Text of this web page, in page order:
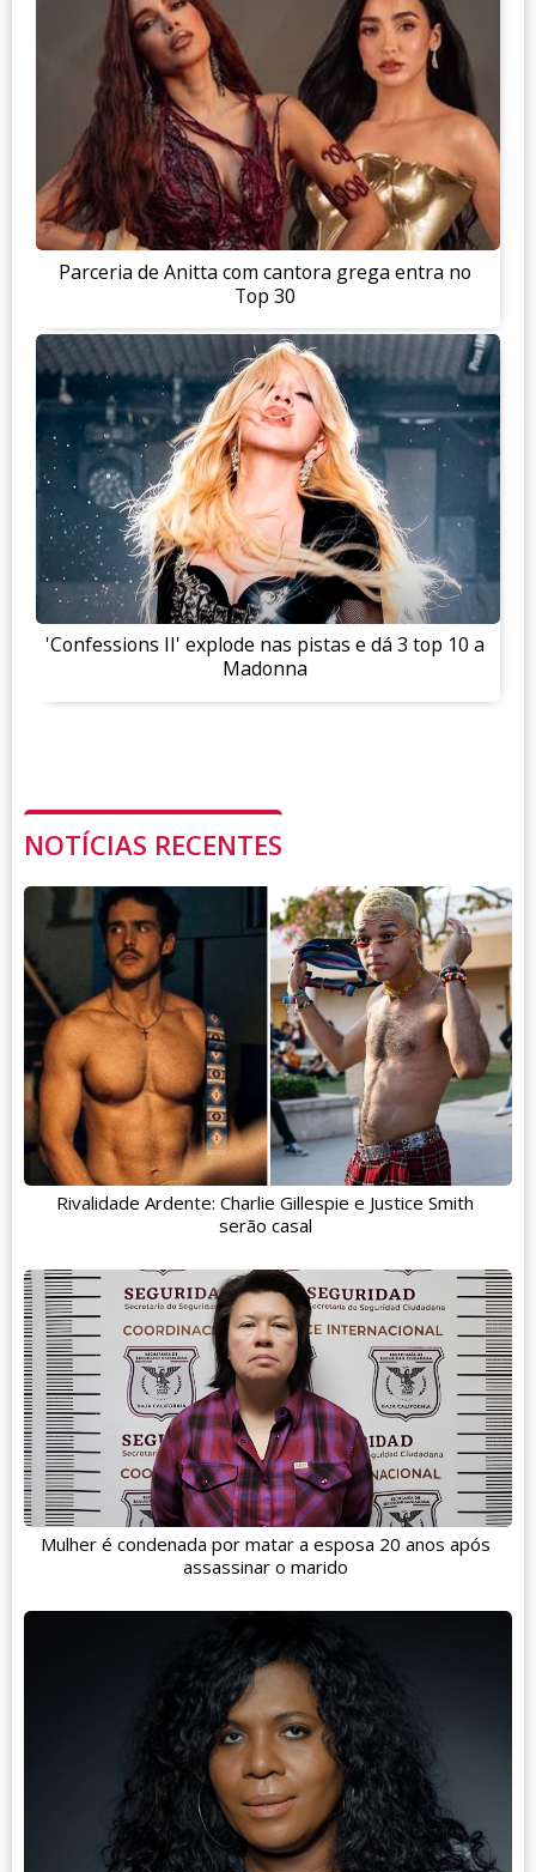
Parceria de Anitta com cantora grega entra no
Top 30
'Confessions II' explode nas pistas e dá 3 top 10 a
Madonna
NOTÍCIAS RECENTES
Rivalidade Ardente: Charlie Gillespie e Justice Smith
serão casal
Mulher é condenada por matar a esposa 20 anos após
assassinar o marido